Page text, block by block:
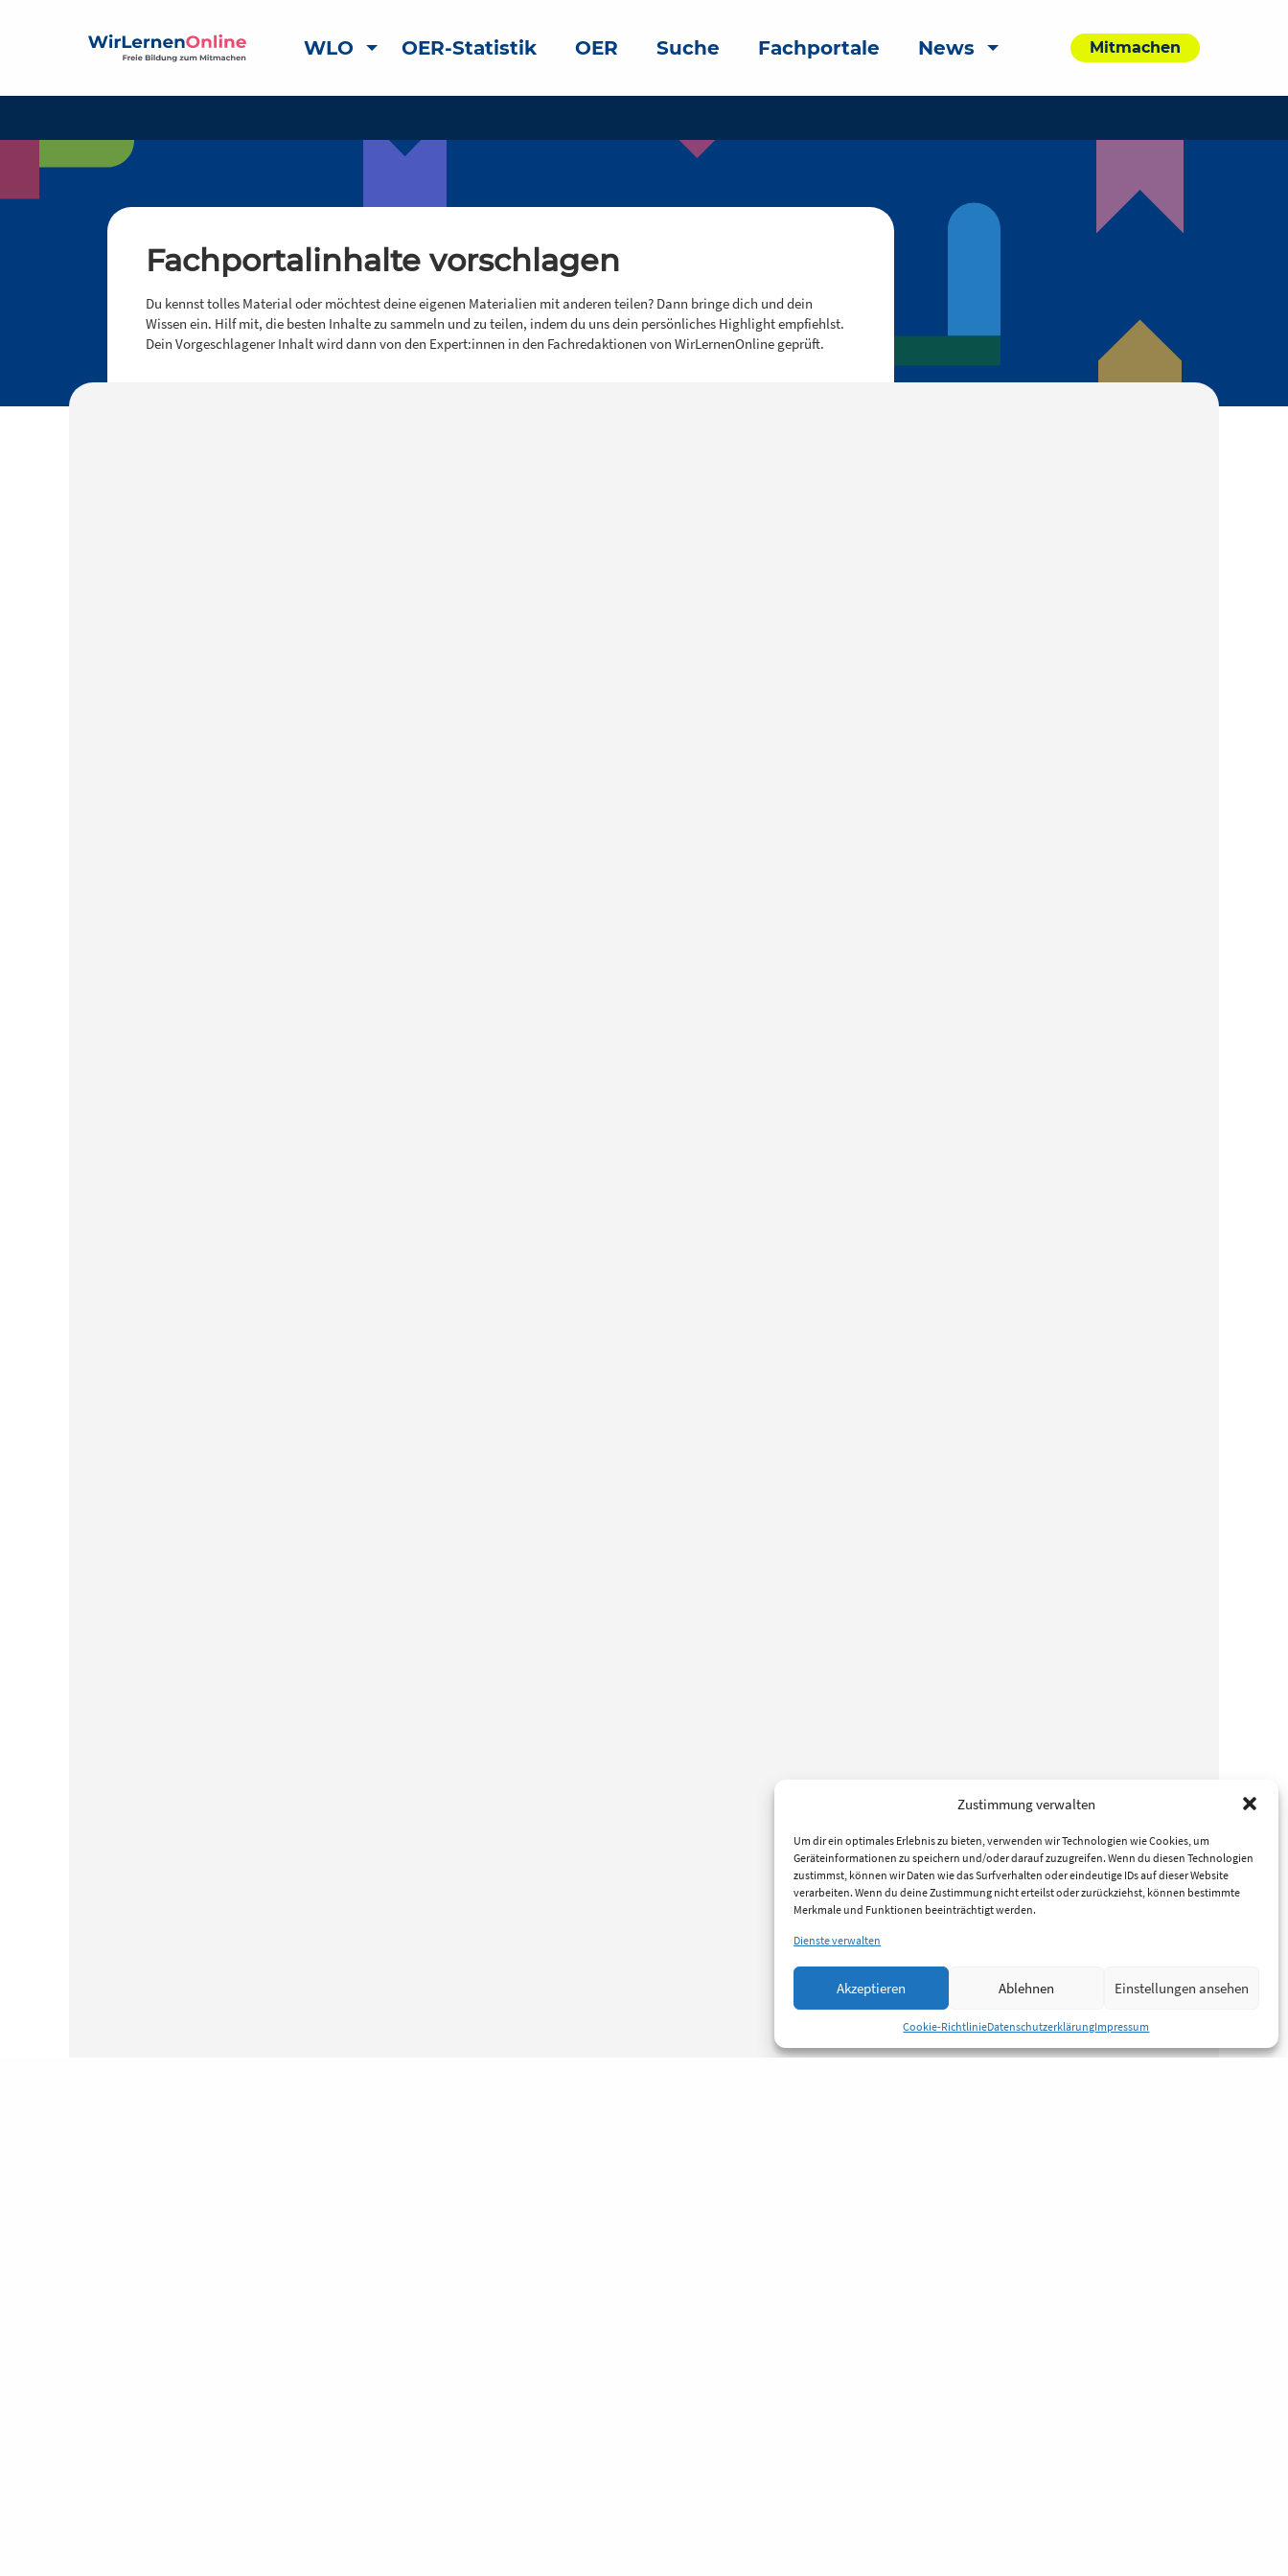
Zustimmung verwalten
Um dir ein optimales Erlebnis zu bieten, verwenden wir Technologien wie Cookies, um
Geräteinformationen zu speichern und/oder darauf zuzugreifen. Wenn du diesen Technologien
zustimmst, können wir Daten wie das Surfverhalten oder eindeutige IDs auf dieser Website
verarbeiten. Wenn du deine Zustimmung nicht erteilst oder zurückziehst, können bestimmte
Merkmale und Funktionen beeinträchtigt werden.
Dienste verwalten
Akzeptieren Ablehnen Einstellungen ansehen
Cookie-RichtlinieDatenschutzerklärungImpressum
WLO OER-Statistik OER Suche Fachportale News Mitmachen
Fachportalinhalte vorschlagen
Du kennst tolles Material oder möchtest deine eigenen Materialien mit anderen teilen? Dann bringe dich und dein
Wissen ein. Hilf mit, die besten Inhalte zu sammeln und zu teilen, indem du uns dein persönliches Highlight empfiehlst.
Dein Vorgeschlagener Inhalt wird dann von den Expert:innen in den Fachredaktionen von WirLernenOnline geprüft.